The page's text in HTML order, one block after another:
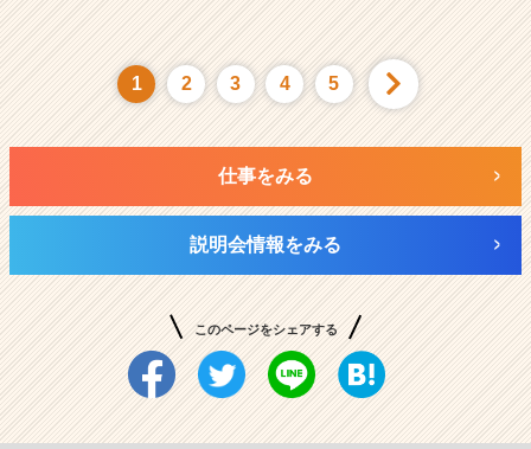
1 2 3 4 5
仕事をみる
説明会情報をみる
このページをシェアする